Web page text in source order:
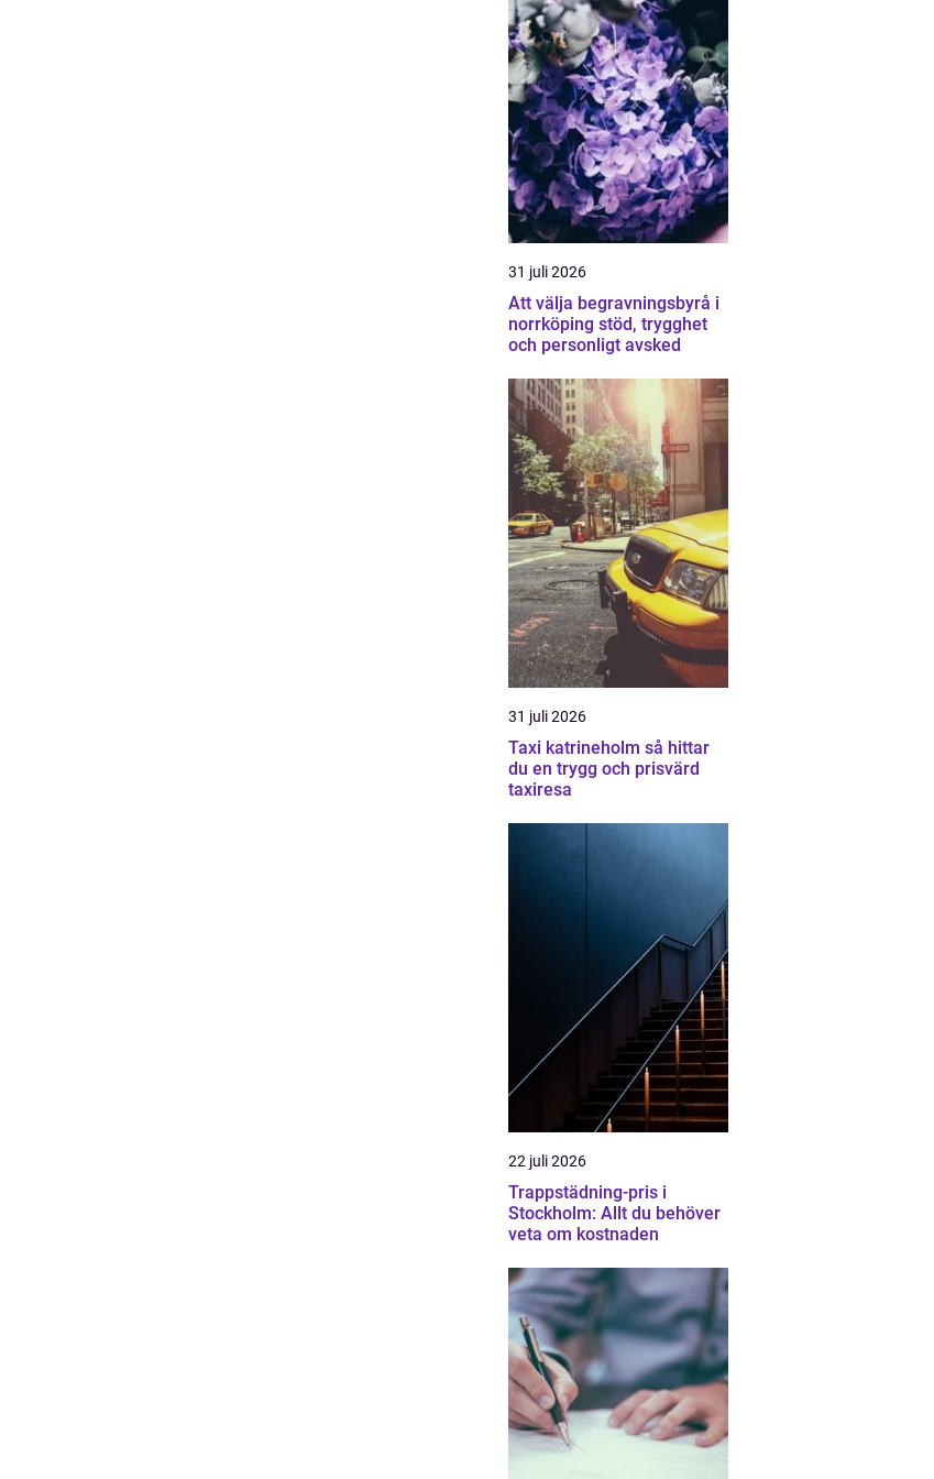
31 juli 2026
Att välja begravningsbyrå i
norrköping stöd, trygghet
och personligt avsked
31 juli 2026
Taxi katrineholm så hittar
du en trygg och prisvärd
taxiresa
22 juli 2026
Trappstädning-pris i
Stockholm: Allt du behöver
veta om kostnaden